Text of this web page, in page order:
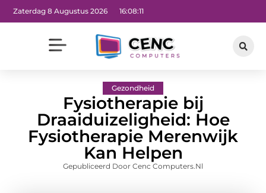
Zaterdag 8 Augustus 2026 16:08:12
Gezondheid
Fysiotherapie bij
Draaiduizeligheid: Hoe
Fysiotherapie Merenwijk
Kan Helpen
Gepubliceerd Door Cenc Computers.nl